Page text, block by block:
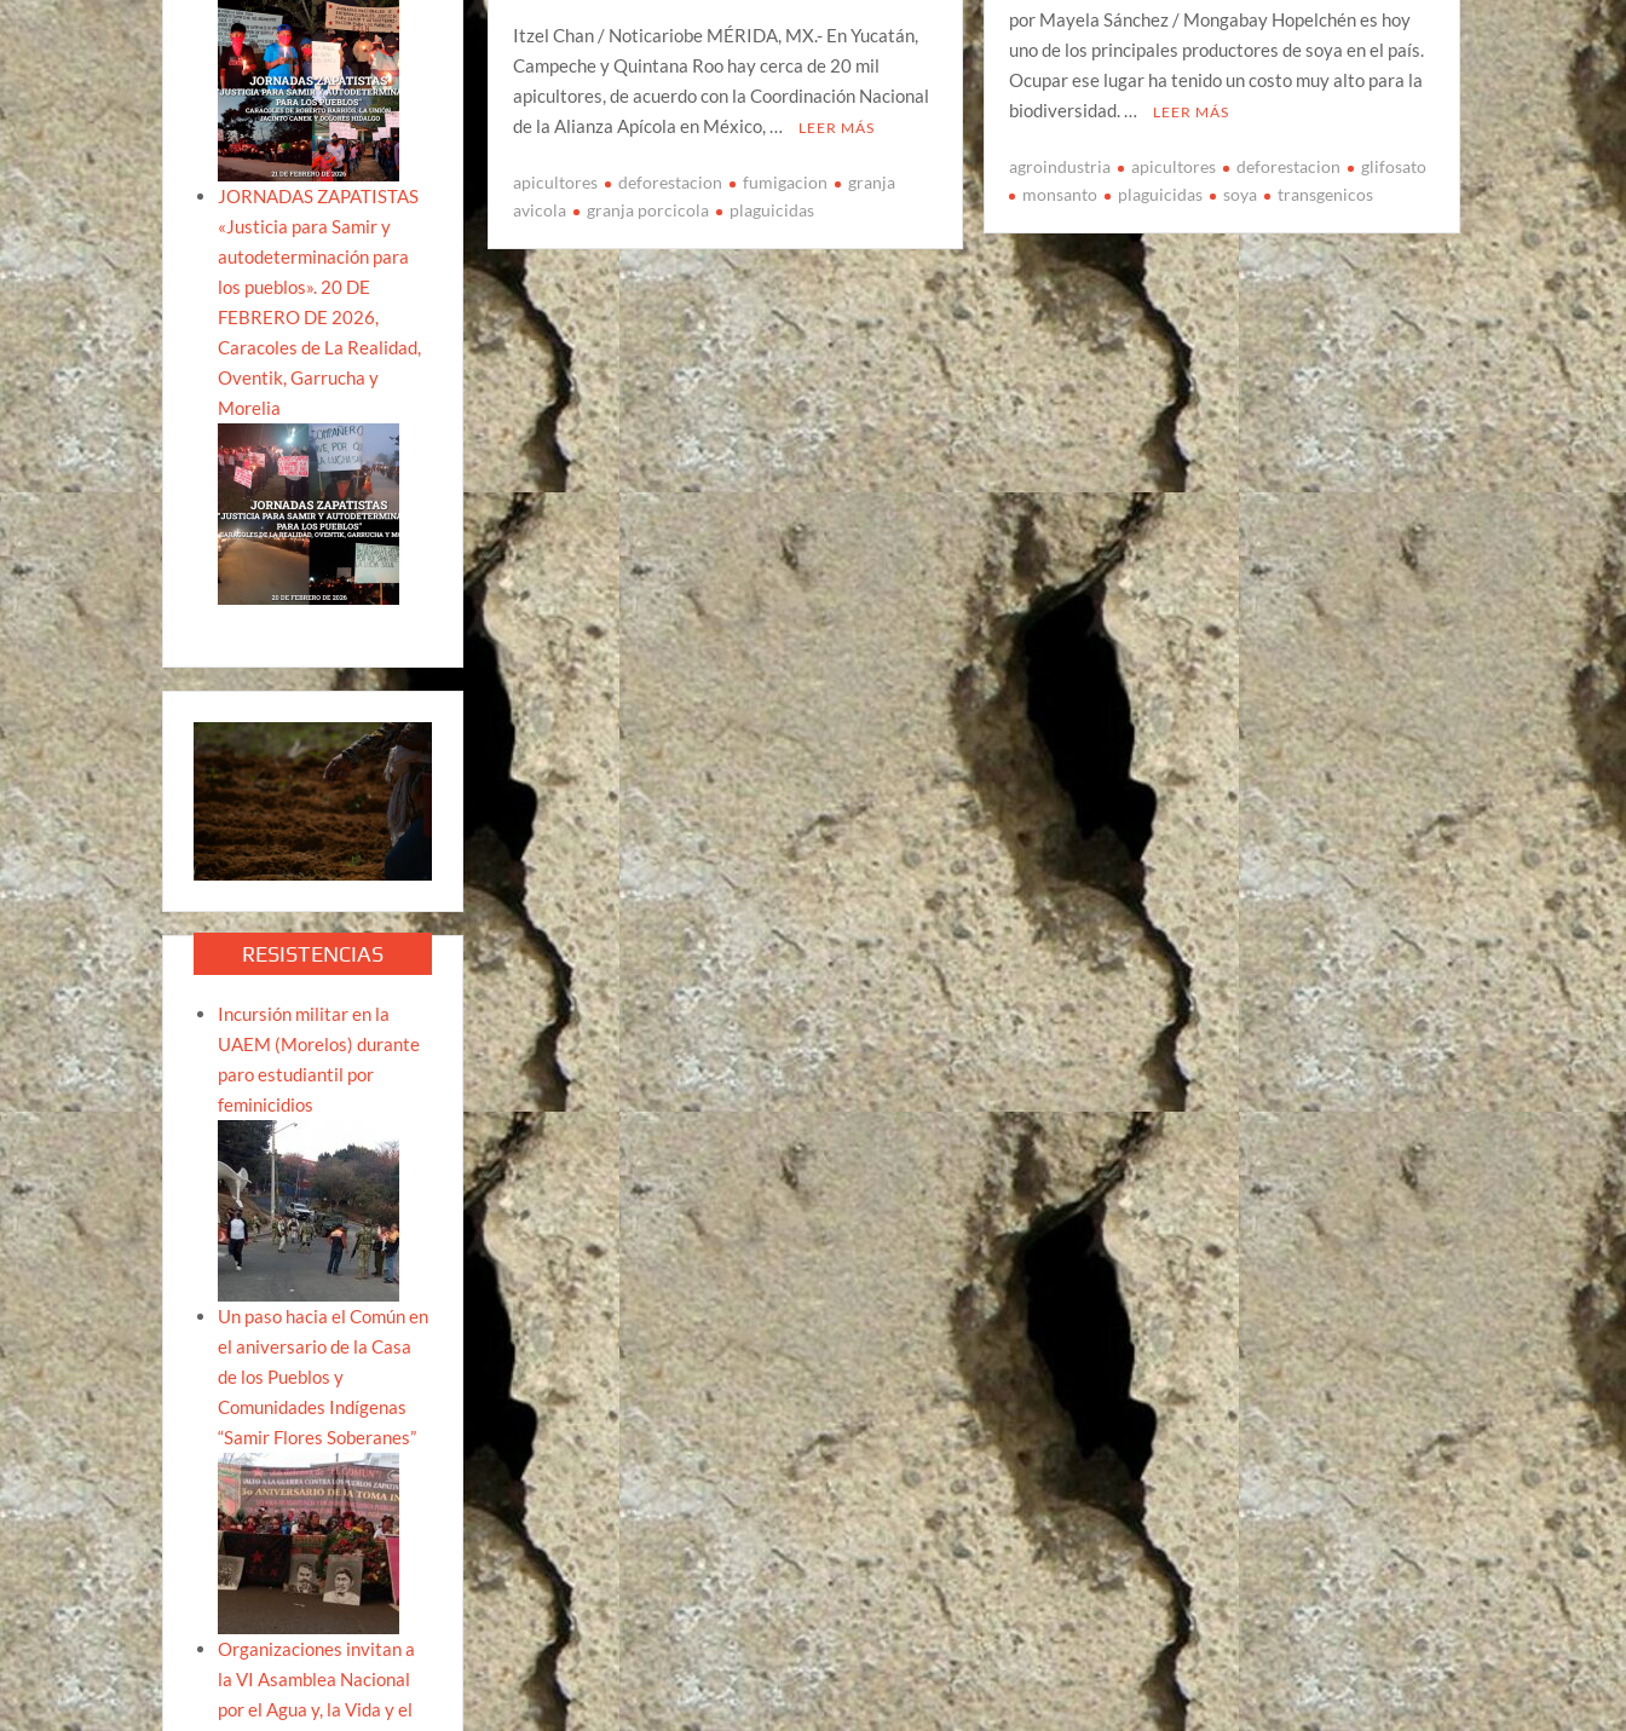
Itzel Chan / Noticariobe MÉRIDA, MX.- En Yucatán,
Campeche y Quintana Roo hay cerca de 20 mil
apicultores, de acuerdo con la Coordinación Nacional
de la Alianza Apícola en México, …
LEER MÁS
apicultores deforestacion fumigacion
granja
avicola
granja porcicola plaguicidas
por Mayela Sánchez / Mongabay Hopelchén es hoy
uno de los principales productores de soya en el país.
Ocupar ese lugar ha tenido un costo muy alto para la
biodiversidad. …
LEER MÁS
agroindustria apicultores deforestacion
glifosato
monsanto
plaguicidas soya transgenicos
JORNADAS ZAPATISTAS
«Justicia para Samir y
autodeterminación para
los pueblos». 20 DE
FEBRERO DE 2026,
Caracoles de La Realidad,
Oventik, Garrucha y
Morelia
RESISTENCIAS
Incursión militar en la
UAEM (Morelos) durante
paro estudiantil por
feminicidios
Un paso hacia el Común en
el aniversario de la Casa
de los Pueblos y
Comunidades Indígenas
“Samir Flores Soberanes”
Organizaciones invitan a
la VI Asamblea Nacional
por el Agua y, la Vida y el